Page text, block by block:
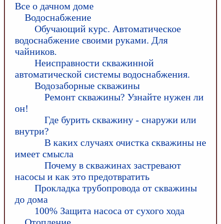
Все о дачном доме
Водоснабжение
Обучающий курс. Автоматическое
водоснабжение своими руками. Для
чайников.
Неисправности скважинной
автоматической системы водоснабжения.
Водозаборные скважины
Ремонт скважины? Узнайте нужен ли
он!
Где бурить скважину - снаружи или
внутри?
В каких случаях очистка скважины не
имеет смысла
Почему в скважинах застревают
насосы и как это предотвратить
Прокладка трубопровода от скважины
до дома
100% Защита насоса от сухого хода